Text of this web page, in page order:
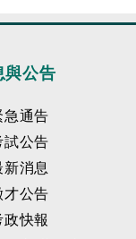
與公告
急通告
試公告
新消息
才公告
政快報